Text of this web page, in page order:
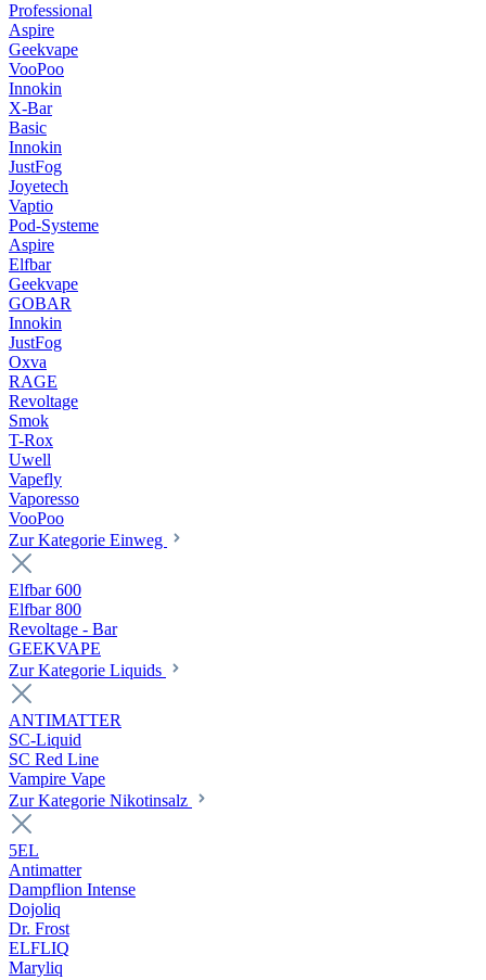
Professional
Aspire
Geekvape
VooPoo
Innokin
X-Bar
Basic
Innokin
JustFog
Joyetech
Vaptio
Pod-Systeme
Aspire
Elfbar
Geekvape
GOBAR
Innokin
JustFog
Oxva
RAGE
Revoltage
Smok
T-Rox
Uwell
Vapefly
Vaporesso
VooPoo
Zur Kategorie Einweg
Elfbar 600
Elfbar 800
Revoltage - Bar
GEEKVAPE
Zur Kategorie Liquids
ANTIMATTER
SC-Liquid
SC Red Line
Vampire Vape
Zur Kategorie Nikotinsalz
5EL
Antimatter
Dampflion Intense
Dojoliq
Dr. Frost
ELFLIQ
Maryliq